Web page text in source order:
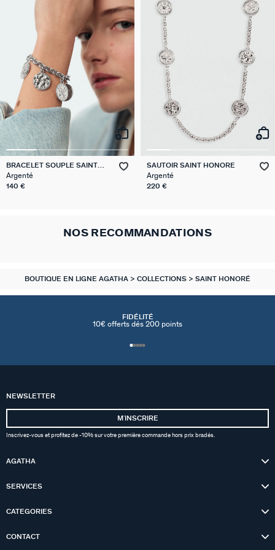
VICTOIRE
GÉNÉRATION AGATHA
SUR LA PEAU
BRACELET SOUPLE SAINT
HONORE
Argenté
140 €
SAUTOIR SAINT HONORE
Argenté
220 €
NOS RECOMMANDATIONS
BOUTIQUE EN LIGNE AGATHA COLLECTIONS SAINT HONORÉ
FIDÉLITÉ
10€ offerts dés 200 points
NEWSLETTER
MʼINSCRIRE
Inscrivez-vous et profitez de -10% sur votre première commande hors prix bradés.
AGATHA
SERVICES
CATEGORIES
CONTACT